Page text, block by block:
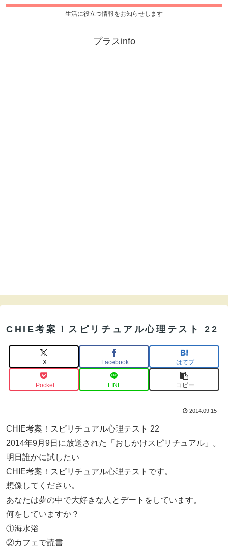
生活に役立つ情報をお知らせします
プラスinfo
CHIE考案！スピリチュアル心理テスト 22
X Facebook はてブ
Pocket LINE コピー
2014.09.15
CHIE考案！スピリチュアル心理テスト 22
2014年9月9日に放送された「おしかけスピリチュアル」。
明日誰かに試したい
CHIE考案！スピリチュアル心理テストです。
想像してください。
あなたは夢の中で大好きな人とデートをしています。
何をしていますか？
①海水浴
②カフェで読書